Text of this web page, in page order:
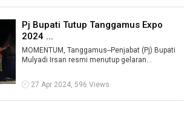
Pj Bupati Tutup Tanggamus Expo
2024 ...
MOMENTUM, Tanggamus--Penjabat (Pj) Bupati
Mulyadi Irsan resmi menutup gelaran
Gong, J ...
27 Apr 2024, 596 Views